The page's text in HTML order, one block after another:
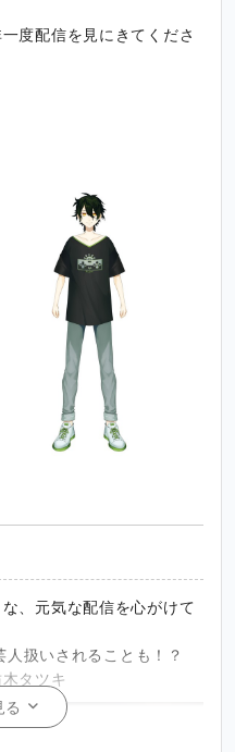
度配信を見にきてくださ
、元気な配信を心がけて
扱いされることも！？
タツキ
る